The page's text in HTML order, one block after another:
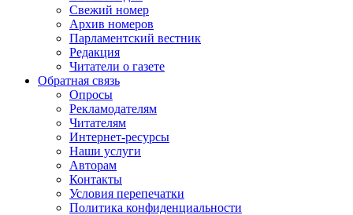
Свежий номер
Архив номеров
Парламентский вестник
Редакция
Читатели о газете
Обратная связь
Опросы
Рекламодателям
Читателям
Интернет-ресурсы
Наши услуги
Авторам
Контакты
Условия перепечатки
Политика конфиденциальности